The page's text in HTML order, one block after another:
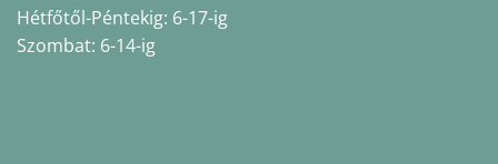
Hétfőtől-Péntekig: 6-17-ig
Szombat: 6-14-ig